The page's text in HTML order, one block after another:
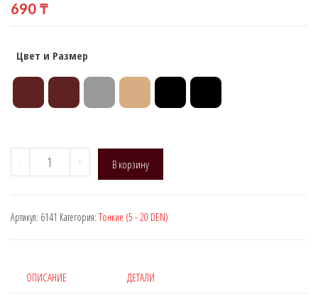
690 ₸
Цвет и Размер
-
Количество
товара
DEN:
+ В корзину
Артикул: 6141 Категория: Тонкие (5 - 20 DEN)
ОПИСАНИЕ ДЕТАЛИ